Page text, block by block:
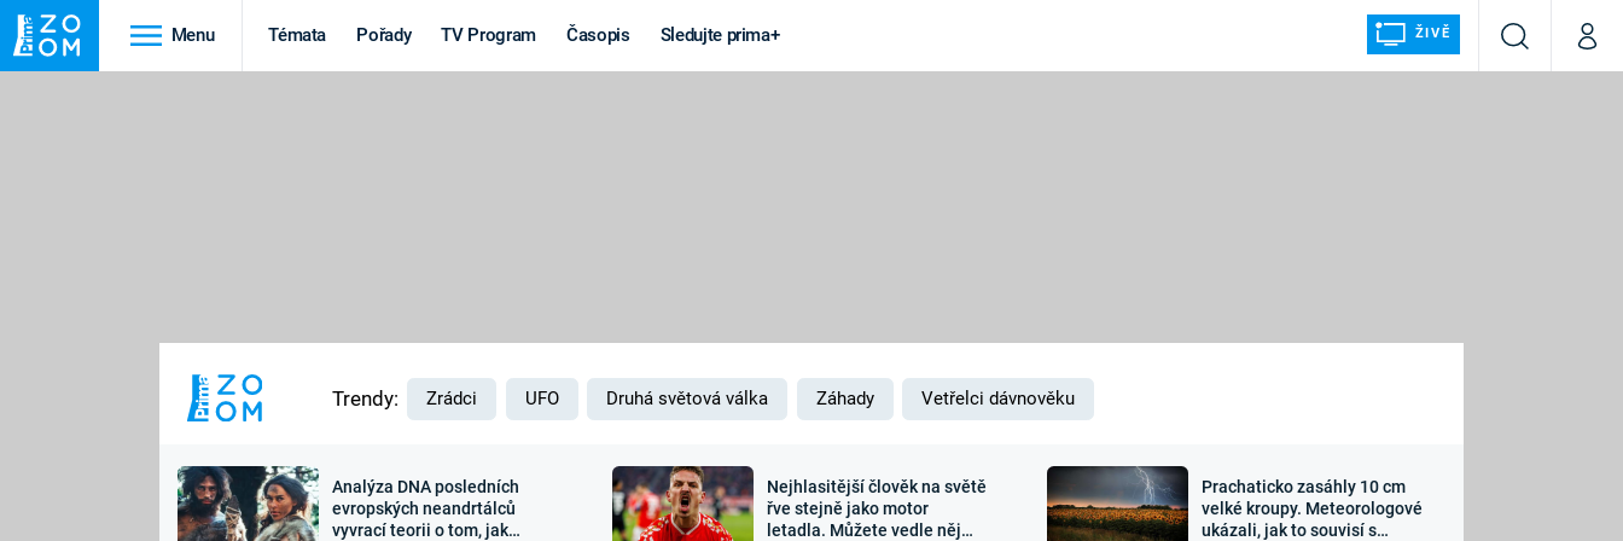
Menu Témata Pořady TV Program Časopis Sledujte prima+ ŽIVĚ
VyhledáváníMůj
MARS
Výročí
Záhady a
Zajímavosti Sledujte nás
Trendy: Zrádci UFO Druhá světová válka Záhady Vetřelci dávnověku
Analýza DNA posledních
evropských neandrtálců
vyvrací teorii o tom, jak
Nejhlasitější člověk na světě
řve stejně jako motor
letadla. Můžete vedle něj
Prachaticko zasáhly 10 cm
velké kroupy. Meteorologové
ukázali, jak to souvisí s